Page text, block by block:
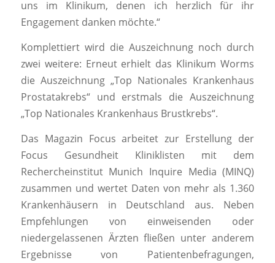
uns im Klinikum, denen ich herzlich für ihr
Engagement danken möchte.“
Komplettiert wird die Auszeichnung noch durch
zwei weitere: Erneut erhielt das Klinikum Worms
die Auszeichnung „Top Nationales Krankenhaus
Prostatakrebs“ und erstmals die Auszeichnung
„Top Nationales Krankenhaus Brustkrebs“.
Das Magazin Focus arbeitet zur Erstellung der
Focus Gesundheit Kliniklisten mit dem
Rechercheinstitut Munich Inquire Media (MINQ)
zusammen und wertet Daten von mehr als 1.360
Krankenhäusern in Deutschland aus. Neben
Empfehlungen von einweisenden oder
niedergelassenen Ärzten fließen unter anderem
Ergebnisse von Patientenbefragungen,